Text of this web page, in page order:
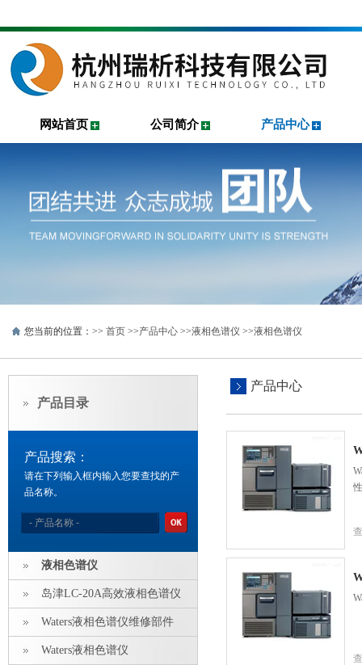
网站首页 公司简介 产品中心
您当前的位置：>> 首页 >>产品中心 >>液相色谱仪 >>液相色谱仪
产品目录
产品搜索：
请在下列输入框内输入您要查找的产
品名称。
液相色谱仪
岛津LC-20A高效液相色谱仪
Waters液相色谱仪维修部件
Waters液相色谱仪
产品中心